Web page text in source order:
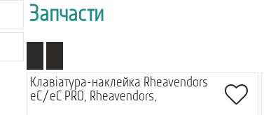
Запчасти
Клавіатура-наклейка Rheavendors
eC/eC PRO, Rheavendors,